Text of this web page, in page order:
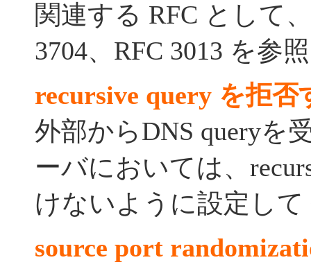
関連する RFC として
3704、RFC 3013 を参
recursive query を拒否
外部からDNS queryを
ーバにおいては、
けないように設定し
source port